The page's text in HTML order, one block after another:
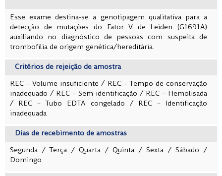
Esse exame destina-se a genotipagem qualitativa para a
detecção de mutações do Fator V de Leiden (G1691A)
auxiliando no diagnóstico de pessoas com suspeita de
trombofilia de origem genética/hereditária.
Critérios de rejeição de amostra
REC – Volume insuficiente / REC – Tempo de conservação
inadequado / REC – Sem identificação / REC – Hemolisada
/
REC – Tubo EDTA congelado / REC – Identificação
inadequada
Dias de recebimento de amostras
Segunda / Terça / Quarta / Quinta / Sexta / Sábado /
Domingo